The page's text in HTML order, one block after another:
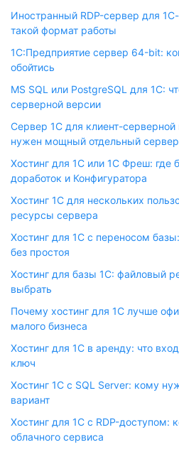
Иностранный RDP-сервер для
такой формат работы
1С:Предприятие сервер 64-bit:
обойтись
MS SQL или PostgreSQL для 1С:
серверной версии
Сервер 1С для клиент-серверной
нужен мощный отдельный сервер
Хостинг для 1С или 1С Фреш: где
доработок и Конфигуратора
Хостинг 1С для нескольких
ресурсы сервера
Хостинг для 1С с переносом
без простоя
Хостинг для базы 1С: файловый
выбрать
Почему хостинг для 1С лучше
малого бизнеса
Хостинг для 1С в аренду: что
ключ
Хостинг 1С с SQL Server: кому
вариант
Хостинг для 1С с RDP-доступом:
облачного сервиса